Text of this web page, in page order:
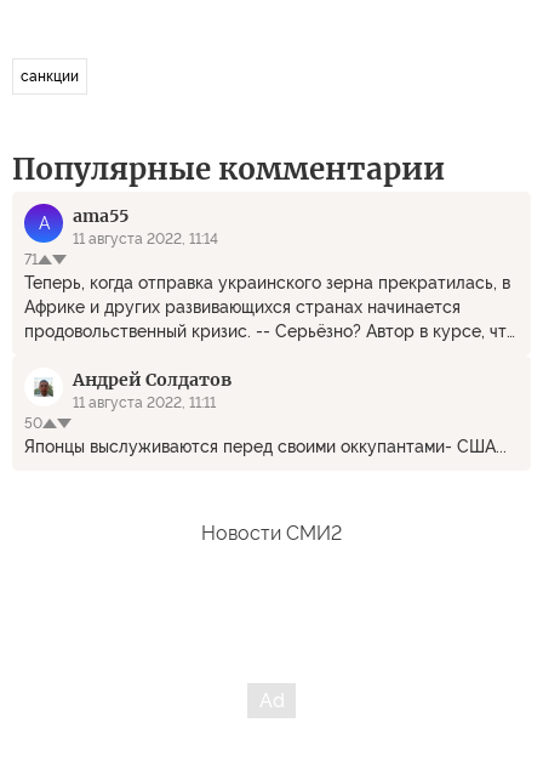
санкции
Популярные комментарии
A ama55
11 августа 2022, 11:14
71
Теперь, когда отправка украинского зерна прекратилась, в
Африке и других развивающихся странах начинается
продовольственный кризис. -- Серьёзно? Автор в курсе, что
порта, покупатель уже отказался? Тогда о каком
"продовольственном кризисе" речь?
Андрей Солдатов
11 августа 2022, 11:11
50
Японцы выслуживаются перед своими оккупантами- США...
Новости СМИ2